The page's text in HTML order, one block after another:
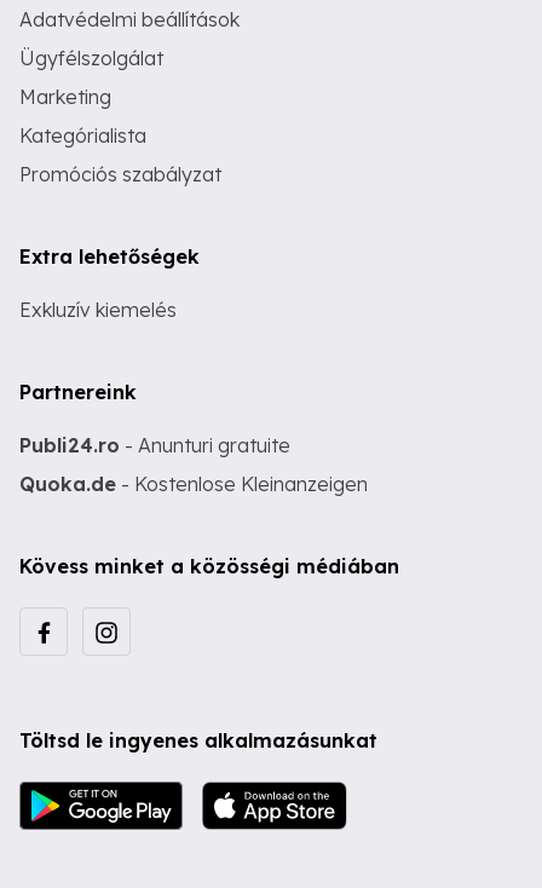
Adatvédelmi beállítások
Ügyfélszolgálat
Marketing
Kategórialista
Promóciós szabályzat
Extra lehetőségek
Exkluzív kiemelés
Partnereink
Publi24.ro - Anunturi gratuite
Quoka.de - Kostenlose Kleinanzeigen
Kövess minket a közösségi médiában
Töltsd le ingyenes alkalmazásunkat